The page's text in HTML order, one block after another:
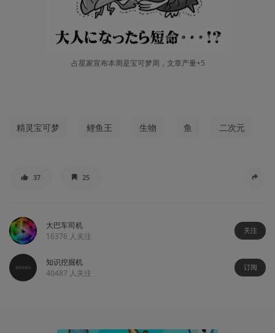
占星家宣布本周是宝可梦周，文章产量+5
精灵宝可梦 鲤鱼王 生物 鱼 二次元
37 25
大巴车司机
16376 人关注
关注
知识挖掘机
40487 人关注
订阅